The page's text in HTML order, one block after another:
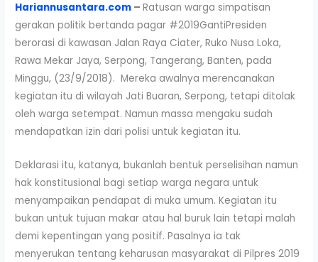
Hariannusantara.com –Ratusan warga simpatisan
gerakan politik bertanda pagar #2019GantiPresiden
berorasi di kawasan Jalan Raya Ciater, Ruko Nusa Loka,
Rawa Mekar Jaya, Serpong, Tangerang, Banten, pada
Minggu, (23/9/2018). Mereka awalnya merencanakan
kegiatan itu di wilayah Jati Buaran, Serpong, tetapi ditolak
oleh warga setempat. Namun massa mengaku sudah
mendapatkan izin dari polisi untuk kegiatan itu.
Deklarasi itu, katanya, bukanlah bentuk perselisihan namun
hak konstitusional bagi setiap warga negara untuk
menyampaikan pendapat di muka umum. Kegiatan itu
bukan untuk tujuan makar atau hal buruk lain tetapi malah
demi kepentingan yang positif. Pasalnya ia tak
menyerukan tentang keharusan masyarakat di Pilpres 2019